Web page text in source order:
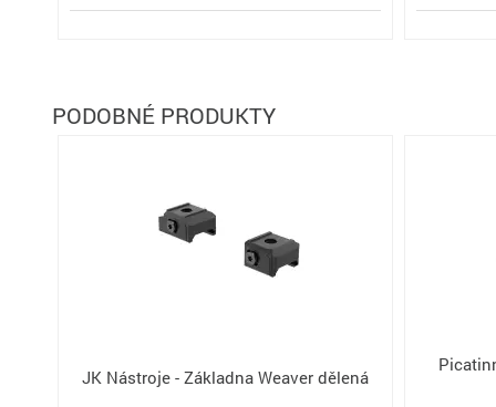
PODOBNÉ PRODUKTY
JK Nástroje - Základna Weaver dělená